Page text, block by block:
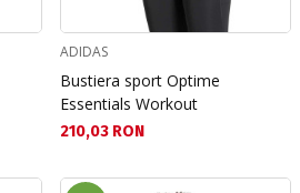
ADIDAS
Bustiera sport Optime
Essentials Workout
Текуща цена:
210,03 RON